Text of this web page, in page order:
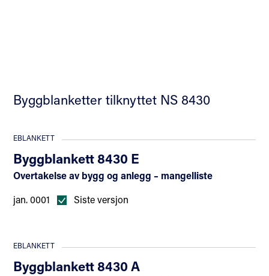
Byggblanketter tilknyttet NS 8430
EBLANKETT
Byggblankett 8430 E
Overtakelse av bygg og anlegg – mangelliste
jan. 0001
Siste versjon
EBLANKETT
Byggblankett 8430 A